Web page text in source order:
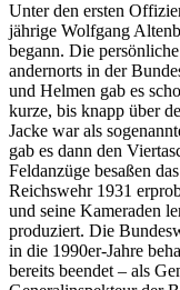
Unter den ersten
jährige Wolfgang
begann. Die
andernorts in der
und Helmen gab es
kurze, bis knapp über
Jacke warals
gab es dann den
Feldanzüge besaßen
Reichswehr 1931
und seine Kameraden
produziert. Die
in die 1990er-Jahre
bereits beendet – als